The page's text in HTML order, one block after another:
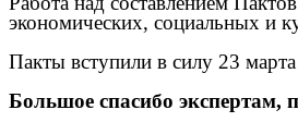
экономических, социальных и
Пакты вступили в силу 23
Большое спасибо экспертам,